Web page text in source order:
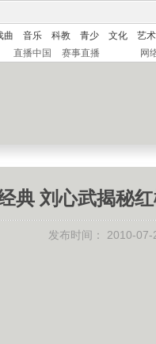
曲 音乐 科教 青少 文化 艺术
直播中国 赛事直播 网
典 刘心武揭秘
发布时间： 2010-07-